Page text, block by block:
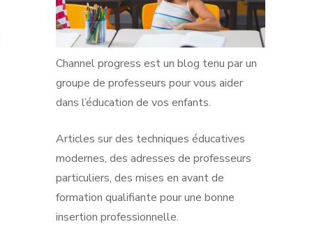
Channel progress est un blog tenu par un
groupe de professeurs pour vous aider
dans l’éducation de vos enfants.
Articles sur des techniques éducatives
modernes, des adresses de professeurs
particuliers, des mises en avant de
formation qualifiante pour une bonne
insertion professionnelle.